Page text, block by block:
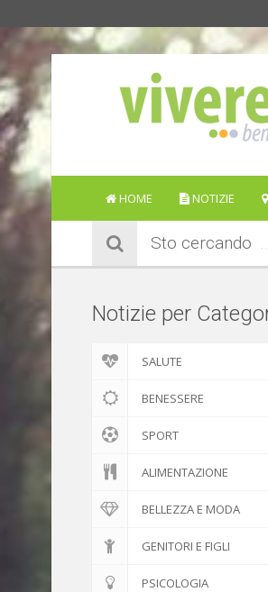
HOME NOTIZIE
Sto cercando
Notizie per
SALUTE
BENESSERE
SPORT
ALIMENTAZIONE
BELLEZZA E MODA
GENITORI E FIGLI
PSICOLOGIA